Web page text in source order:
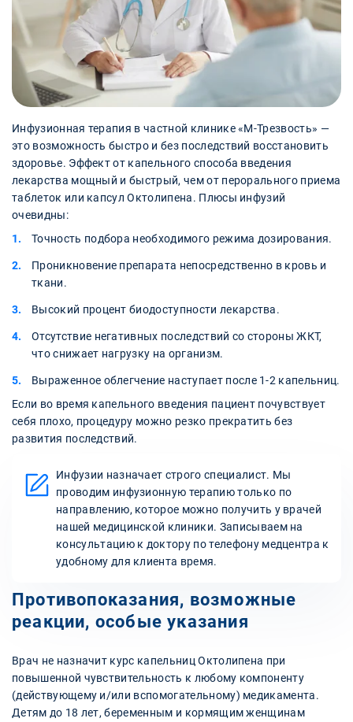
Инфузионная терапия в частной клинике «М-Трезвость» —
это возможность быстро и без последствий восстановить
здоровье. Эффект от капельного способа введения
лекарства мощный и быстрый, чем от перорального приема
таблеток или капсул Октолипена. Плюсы инфузий
очевидны:
Точность подбора необходимого режима дозирования.
Проникновение препарата непосредственно в кровь и
ткани.
Высокий процент биодоступности лекарства.
Отсутствие негативных последствий со стороны ЖКТ,
что снижает нагрузку на организм.
Выраженное облегчение наступает после 1-2 капельниц.
Если во время капельного введения пациент почувствует
себя плохо, процедуру можно резко прекратить без
развития последствий.
Инфузии назначает строго специалист. Мы
проводим инфузионную терапию только по
направлению, которое можно получить у врачей
нашей медицинской клиники. Записываем на
консультацию к доктору по телефону медцентра к
удобному для клиента время.
Противопоказания, возможные
реакции, особые указания
Врач не назначит курс капельниц Октолипена при
повышенной чувствительность к любому компоненту
(действующему и/или вспомогательному) медикамента.
Детям до 18 лет, беременным и кормящим женщинам